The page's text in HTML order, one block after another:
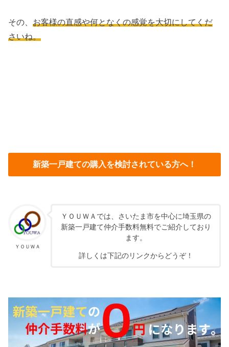
その、 お客様の直感や何となくの感覚を大切にしてくだ
さいね。
新築一戸建ての購入を検討されている方へ！
ＹＯＵＷＡ
ＹＯＵＷＡでは、さいたま市を中心に埼玉県の
新築一戸建て仲介手数料無料でご紹介しており
ます。
詳しくは下記のリンクからどうぞ！